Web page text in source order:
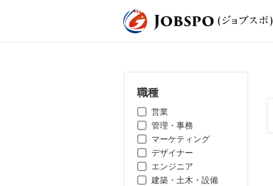
職種
営業
管理・事務
マーケティング
デザイナー
エンジニア
建築・土木・設備